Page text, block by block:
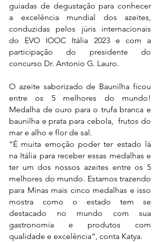
guiadas de degustação para conhecer
a excelência mundial dos azeites,
conduzidas pelos júris internacionais
do EVO IOOC Itália 2023 e com a
participação do presidente do
concurso Dr. Antonio G. Lauro.
O azeite saborizado de Baunilha ficou
entre os 5 melhores do mundo!
Medalha de ouro para o trufa branca e
baunilha e prata para cebola,  frutos do
mar e alho e flor de sal.
“É muita emoção poder ter estado lá
na Itália para receber essas medalhas e
ter um dos nossos azeites entre os 5
melhores do mundo. Estamos trazendo
para Minas mais cinco medalhas e isso
mostra como o estado tem se
destacado no mundo com sua
gastronomia e produtos com
qualidade e excelência”, conta Katya.